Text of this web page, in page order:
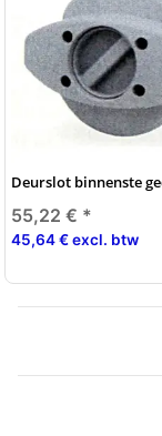
Deurslot binnenste
55,22 € *
45,64 € excl. btw